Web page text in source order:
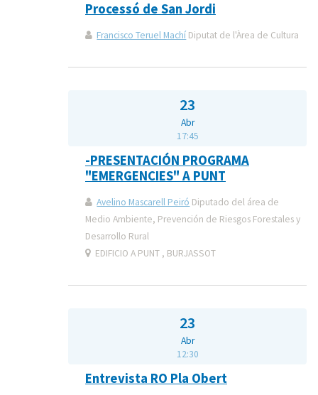
Processó de San Jordi
Francisco Teruel Machí Diputat de l'Àrea de Cultura
23
Abr
17:45
-PRESENTACIÓN PROGRAMA
"EMERGENCIES" A PUNT
Avelino Mascarell Peiró Diputado del área de
Medio Ambiente, Prevención de Riesgos Forestales y
Desarrollo Rural
EDIFICIO A PUNT , BURJASSOT
23
Abr
12:30
Entrevista RO Pla Obert